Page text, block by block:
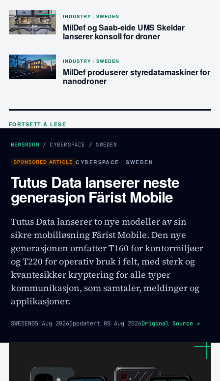
INDUSTRY · SWEDEN
MilDef og Saab-eide UMS Skeldar
lanserer konsoll for droner
INDUSTRY · SWEDEN
MilDef produserer styredatamaskiner for
nanodroner
FORTSETT Å LESE
NEWSROOM / CYBERSPACE / SWEDEN
SPONSORED ARTICLE CYBERSPACE · SWEDEN
Tutus Data lanserer neste
generasjon Färist Mobile
Tutus Data lanserer to nye modeller av sin
sikre mobilløsning Färist Mobile. Den nye
generasjonen omfatter T160 for kontormiljøer
og T220 for operativ bruk i felt, med sterk og
kvantesikker kryptering for alle typer
kommunikasjon, som samtaler, meldinger og
applikasjoner.
SWEDEN05 Aug 2026Oppdatert 05 Aug 2026Original Source ↗